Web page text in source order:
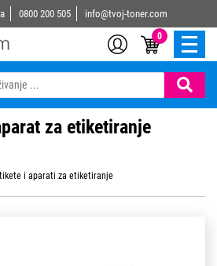
0800 200 505 info@tvoj-toner.com
0
za etiketiranje
i aparati za etiketiranje